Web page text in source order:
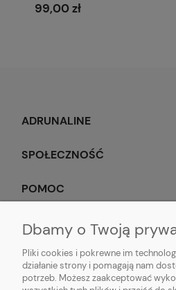
99,00 zł
ADRUNALINE
SPOŁECZNOŚĆ
POMOC
OBSERWUJ NAS
Dbamy o Twoją
Pliki cookies i pokrewne im
działanie strony i pomagają nam
potrzeb. Możesz zaakceptować